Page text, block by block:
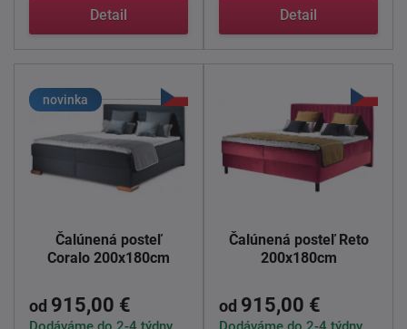
Detail Detail
novinka
Čalúnená posteľ
Coralo 200x180cm
od 915,00 €
Čalúnená posteľ Reto
200x180cm
od 915,00 €